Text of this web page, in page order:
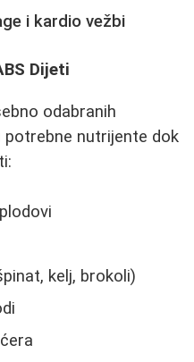
i kardio vežbi
Dijeti
odabranih
potrebne nutrijente dok
kelj, brokoli)